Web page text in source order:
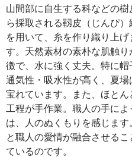
山間部に自生する科などの樹
ら採取される靱皮（じんぴ）
を用いて、糸を作り織り上げ
す。天然素材の素朴な肌触り
徴で、水に強く丈夫。特に帽
通気性・吸水性が高く、夏場
宝れています。また、ほとん
工程が手作業。職人の手に
は、人のぬくもりを感じま
と職人の愛情が融合させるこ
ているのです。